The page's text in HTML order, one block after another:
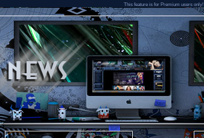
This feature is for Premium users only!